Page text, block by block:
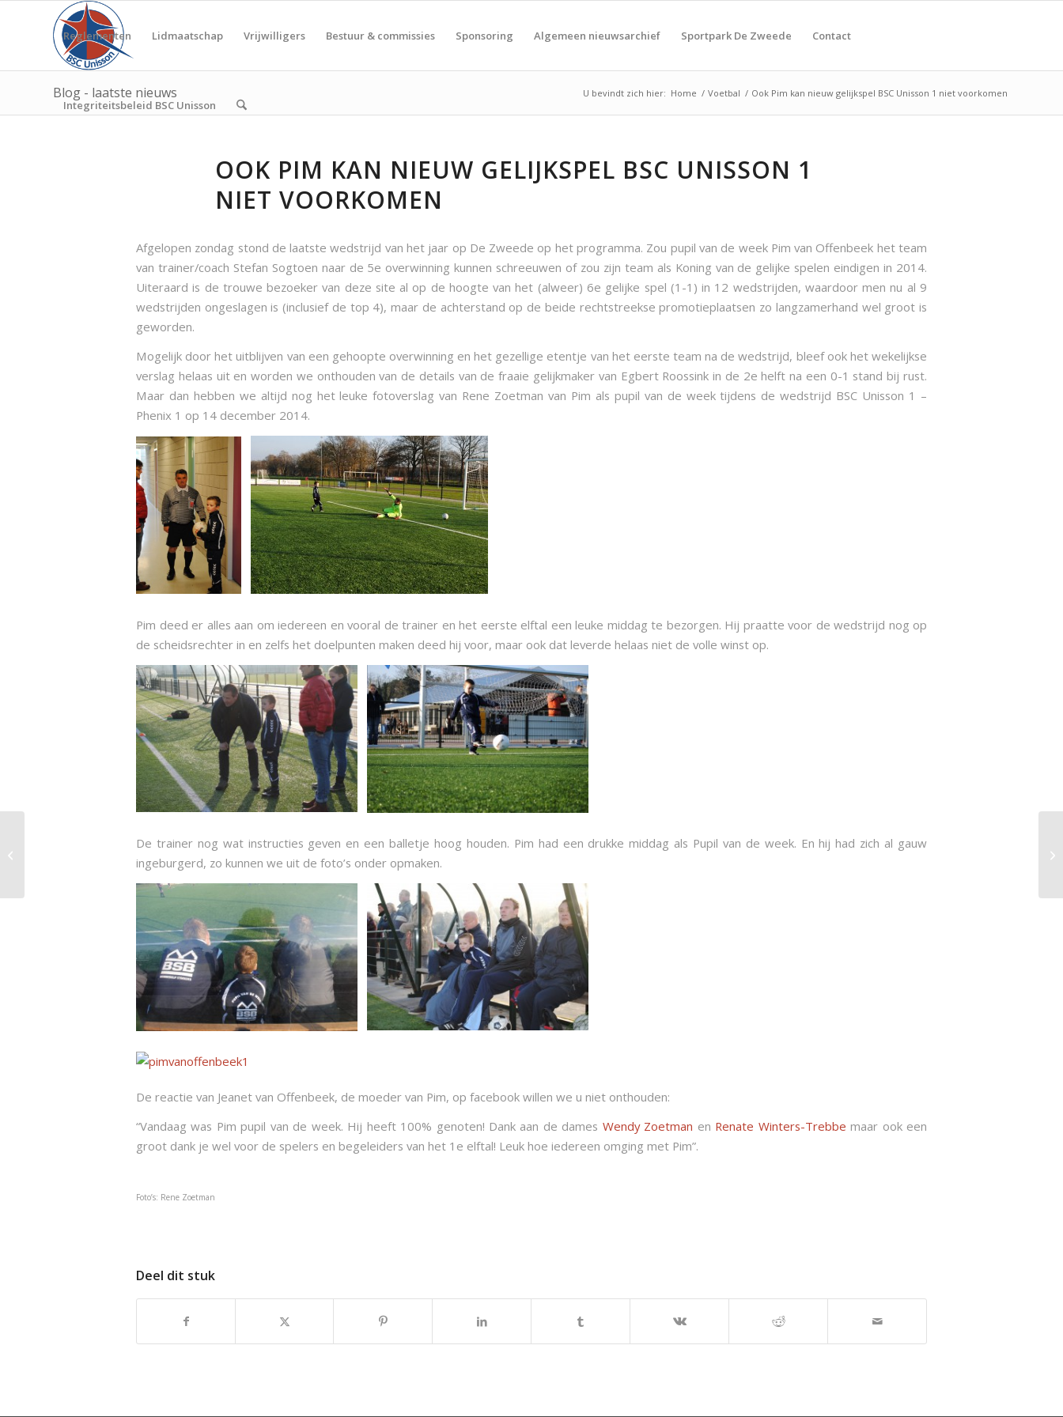
Reglementen Lidmaatschap Vrijwilligers Bestuur & commissies Sponsoring Algemeen nieuwsarchief Sportpark De Zweede Contact
Integriteitsbeleid BSC Unisson
Blog - laatste nieuws U bevindt zich hier: Home / Voetbal / Ook Pim kan nieuw gelijkspel BSC Unisson 1 niet voorkomen
OOK PIM KAN NIEUW GELIJKSPEL BSC UNISSON 1
NIET VOORKOMEN
Afgelopen zondag stond de laatste wedstrijd van het jaar op De Zweede op het programma. Zou pupil van de week Pim van Offenbeek het team
van trainer/coach Stefan Sogtoen naar de 5e overwinning kunnen schreeuwen of zou zijn team als Koning van de gelijke spelen eindigen in 2014.
Uiteraard is de trouwe bezoeker van deze site al op de hoogte van het (alweer) 6e gelijke spel (1-1) in 12 wedstrijden, waardoor men nu al 9
wedstrijden ongeslagen is (inclusief de top 4), maar de achterstand op de beide rechtstreekse promotieplaatsen zo langzamerhand wel groot is
geworden.
Mogelijk door het uitblijven van een gehoopte overwinning en het gezellige etentje van het eerste team na de wedstrijd, bleef ook het wekelijkse
verslag helaas uit en worden we onthouden van de details van de fraaie gelijkmaker van Egbert Roossink in de 2e helft na een 0-1 stand bij rust.
Maar dan hebben we altijd nog het leuke fotoverslag van Rene Zoetman van Pim als pupil van de week tijdens de wedstrijd BSC Unisson 1 –
Phenix 1 op 14 december 2014.
Pim deed er alles aan om iedereen en vooral de trainer en het eerste elftal een leuke middag te bezorgen. Hij praatte voor de wedstrijd nog op
de scheidsrechter in en zelfs het doelpunten maken deed hij voor, maar ook dat leverde helaas niet de volle winst op.
De trainer nog wat instructies geven en een balletje hoog houden. Pim had een drukke middag als Pupil van de week. En hij had zich al gauw
ingeburgerd, zo kunnen we uit de foto’s onder opmaken.
De reactie van Jeanet van Offenbeek, de moeder van Pim, op facebook willen we u niet onthouden:
“Vandaag was Pim pupil van de week. Hij heeft 100% genoten! Dank aan de dames Wendy Zoetman en Renate Winters-Trebbe maar ook een
groot dank je wel voor de spelers en begeleiders van het 1e elftal! Leuk hoe iedereen omging met Pim”.
Foto’s: Rene Zoetman
Deel dit stuk
Eindloop 5 km. clinic Boekelopers